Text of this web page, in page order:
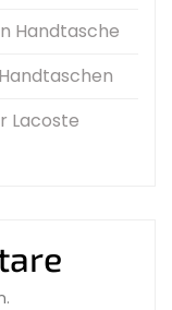
Handtasche
Lacoste